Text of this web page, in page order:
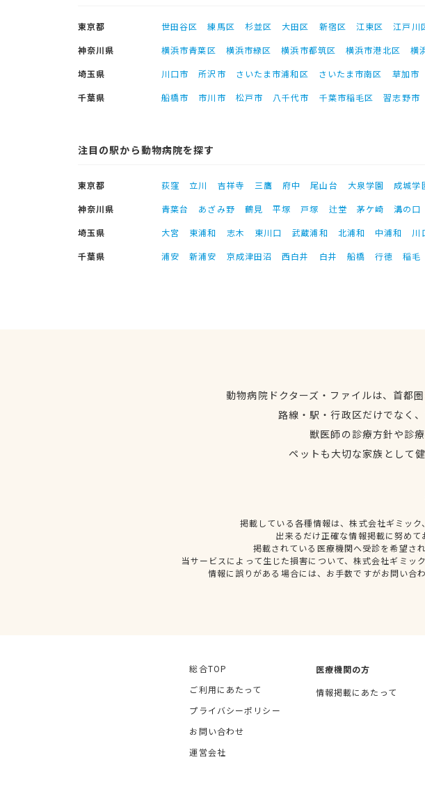
東京都 世田谷区 練馬区 杉並区 大田区 新宿区 江東区 江戸川
神奈川県
横浜市青葉区 横浜市緑区 横浜市都筑区 横浜市港北区 横
埼玉県
川口市 所沢市 さいたま市浦和区 さいたま市南区 草加市
千葉県
船橋市 市川市 松戸市 八千代市 千葉市稲毛区 習志野市
注目の駅から動物病院を探す
東京都 荻窪 立川 吉祥寺 三鷹 府中 尾山台 大泉学園 成城学
神奈川県
青葉台 あざみ野 鶴見 平塚 戸塚 辻堂 茅ケ崎
溝の口
埼玉県
大宮 東浦和 志木 東川口 武蔵浦和 北浦和 中浦和
川
千葉県
浦安 新浦安 京成津田沼 西白井 白井 船橋 行徳 稲毛
動物病院ドクターズ・ファイルは、首都
路線・駅・行政区だけでなく
獣医師の診療方針や診
ペットも大切な家族として
掲載している各種情報は、株式会社ギミッ
出来るだけ正確な情報掲載に努め
掲載されている医療機関へ受診を希望さ
当サービスによって生じた損害について、株式会社ギミ
情報に誤りがある場合には、お手数ですがお問い合
総合TOP
ご利用にあたって
プライバシーポリシー
お問い合わせ
運営会社
医療機関の方
情報掲載にあたって